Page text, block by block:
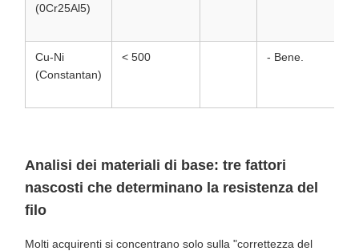
(0Cr25Al5)
Cu-Ni
(Constantan)
< 500 - Bene.
Analisi dei materiali di base: tre fattori
nascosti che determinano la resistenza del
filo
Molti acquirenti si concentrano solo sulla "correttezza del